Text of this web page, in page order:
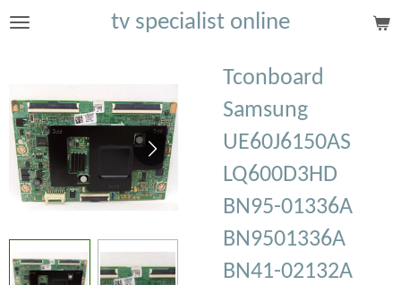
Ga
hoofdinhoud
tv specialist online
Tconboard
Samsung
UE60J6150AS
LQ600D3HD
BN95-01336A
BN9501336A
BN41-02132A